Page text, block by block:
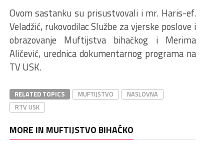
Ovom sastanku su prisustvovali i mr. Haris-ef.
Veladžić, rukovodilac Službe za vjerske poslove i
obrazovanje Muftijstva bihaćkog i Merima
Aličević, urednica dokumentarnog programa na
TV USK.
RELATED TOPICS MUFTIJSTVO
NASLOVNA
RTV USK
MORE IN MUFTIJSTVO BIHAĆKO